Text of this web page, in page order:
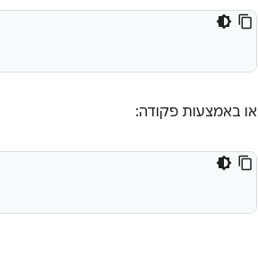
או באמצעות פקודה: